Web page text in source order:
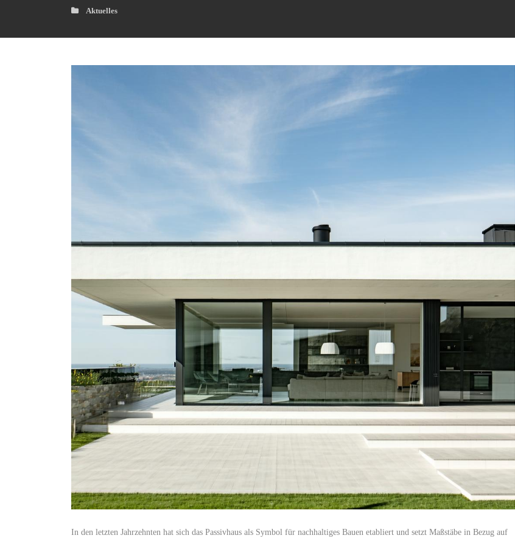
Aktuelles
In ⁣den letzten⁢ Jahrzehnten hat sich das Passivhaus als Symbol ‍für nachhaltiges⁢ Bauen etabliert und setzt Maßstäbe in Bezug auf